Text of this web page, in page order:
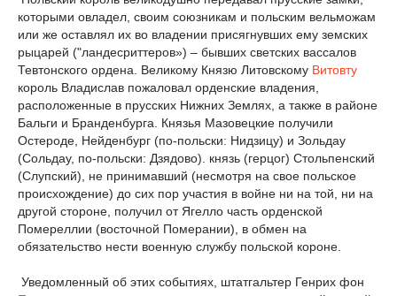
которыми овладел, своим союзникам и польским вельможам
или же оставлял их во владении присягнувших ему земских
рыцарей ("ландесриттеров») – бывших светских вассалов
Тевтонского ордена. Великому Князю Литовскому Витовту
король Владислав пожаловал орденские владения,
расположенные в прусских Нижних Землях, а также в районе
Бальги и Бранденбурга. Князья Мазовецкие получили
Остероде, Нейденбург (по-польски: Нидзицу) и Зольдау
(Сольдау, по-польски: Дзядово). князь (герцог) Стольпенский
(Слупский), не принимавший (несмотря на свое польское
происхождение) до сих пор участия в войне ни на той, ни на
другой стороне, получил от Ягелло часть орденской
Помереллии (восточной Померании), в обмен на
обязательство нести военную службу польской короне.
Уведомленный об этих событиях, штатгальтер Генрих фон